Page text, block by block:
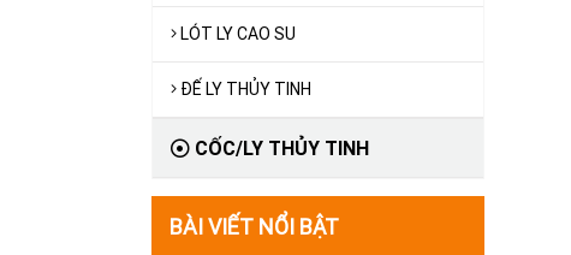
LÓT LY CAO SU
ĐẾ LY THỦY TINH
CỐC/LY THỦY TINH
BÀI VIẾT NỔI BẬT